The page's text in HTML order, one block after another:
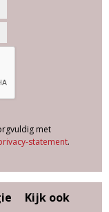
met
statement.
Kijk ook